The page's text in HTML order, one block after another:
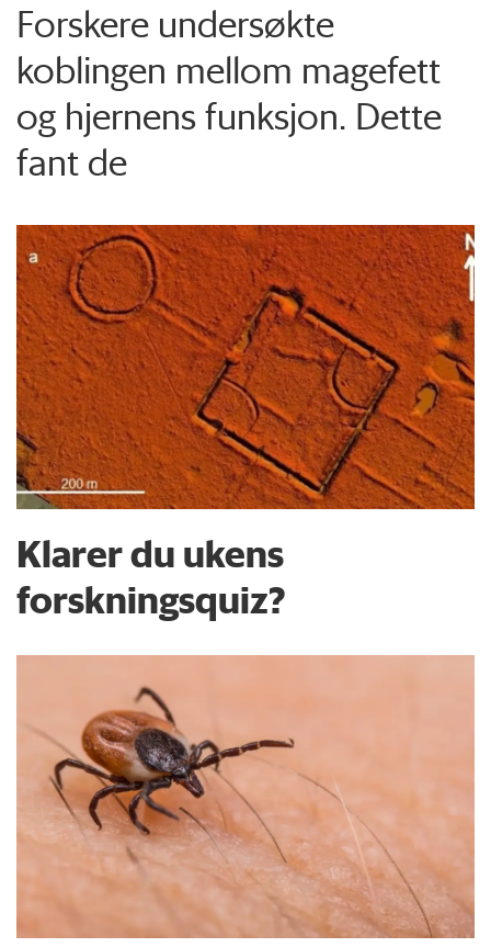
Forskere undersøkte
koblingen mellom magefett
og hjernens funksjon. Dette
fant de
Klarer du ukens
forskningsquiz?